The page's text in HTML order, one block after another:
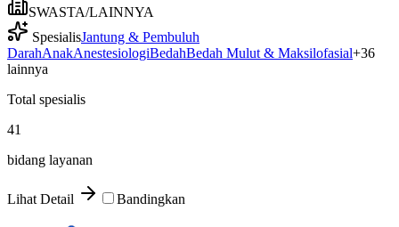
SWASTA/LAINNYA
SpesialisJantung & Pembuluh
DarahAnakAnestesiologiBedahBedah Mulut & Maksilofasial+36
lainnya
Total spesialis
41
bidang layanan
Lihat Detail Bandingkan